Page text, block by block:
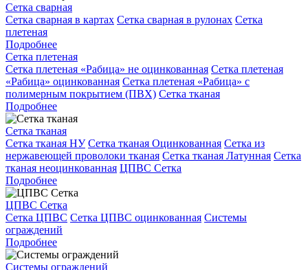
Сетка сварная
Сетка сварная в картах Сетка сварная в рулонах Сетка
плетеная
Подробнее
Сетка плетеная
Сетка плетеная «Рабица» не оцинкованная Сетка плетеная
«Рабица» оцинкованная Сетка плетеная «Рабица» с
полимерным покрытием (ПВХ) Сетка тканая
Подробнее
Сетка тканая
Сетка тканая НУ Сетка тканая Оцинкованная Сетка из
нержавеющей проволоки тканая Сетка тканая Латунная Сетка
тканая неоцинкованная ЦПВС Сетка
Подробнее
ЦПВС Сетка
Сетка ЦПВС Сетка ЦПВС оцинкованная Системы
ограждений
Подробнее
Системы ограждений